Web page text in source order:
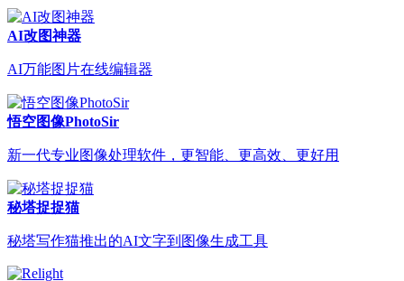
AI改图神器
AI万能图片在线编辑器
悟空图像PhotoSir
新一代专业图像处理软件，更智能、更高效、更好用
秘塔捉捉猫
秘塔写作猫推出的AI文字到图像生成工具